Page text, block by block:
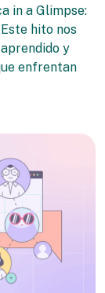
in a Glimpse:
hito nos
y
enfrentan